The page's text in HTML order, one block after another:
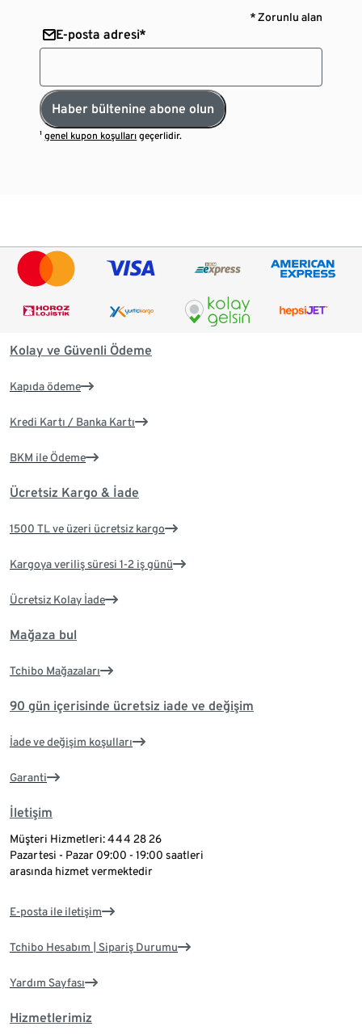
* Zorunlu alan
E-posta adresi*
Haber bültenine abone olun
¹genel kupon koşulları geçerlidir.
Kolay ve Güvenli Ödeme
Kapıda ödeme
Kredi Kartı / Banka Kartı
BKM ile Ödeme
Ücretsiz Kargo & İade
1500 TL ve üzeri ücretsiz kargo
Kargoya veriliş süresi 1-2 iş günü
Ücretsiz Kolay İade
Mağaza bul
Tchibo Mağazaları
90 gün içerisinde ücretsiz iade ve değişim
İade ve değişim koşulları
Garanti
İletişim
Müşteri Hizmetleri: 444 28 26
Pazartesi - Pazar 09:00 - 19:00 saatleri
arasında hizmet vermektedir
E-posta ile iletişim
Tchibo Hesabım | Sipariş Durumu
Yardım Sayfası
Hizmetlerimiz